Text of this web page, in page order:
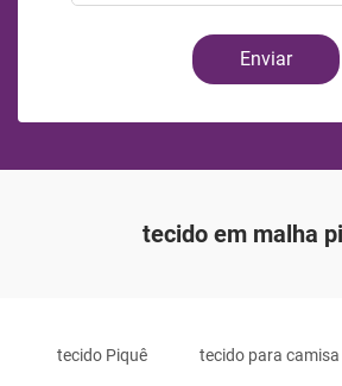
Enviar
tecido em malha
tecido Piquê tecido para